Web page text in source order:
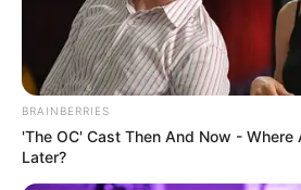
(foto: instagram/
9. Seperti apapun corak kucing
tetap bisa digambarkan layaknya
BRAINBERRIES
'The OC' Cast Then And Now - Where
Later?